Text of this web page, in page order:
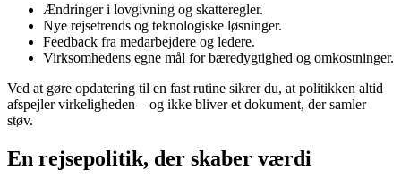
Ændringer i lovgivning og skatteregler.
Nye rejsetrends og teknologiske løsninger.
Feedback fra medarbejdere og ledere.
Virksomhedens egne mål for bæredygtighed og omkostninger.
Ved at gøre opdatering til en fast rutine sikrer du, at politikken altid
afspejler virkeligheden – og ikke bliver et dokument, der samler
støv.
En rejsepolitik, der skaber værdi